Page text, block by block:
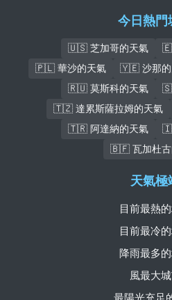
今日熱門
🇺🇸 芝加哥的天氣
🇵🇱 華沙的天氣
🇾🇪 沙那的
🇷🇺 莫斯科的天氣
🇹🇿 達累斯薩拉姆的天氣
🇹🇷 阿達納的天氣
🇧🇫 瓦加杜古
天氣極
目前最熱
目前最冷
降雨最多
風最大
最陽光充足